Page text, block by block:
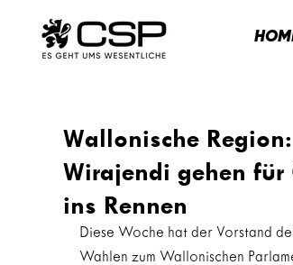
Wallonische
Wirajendi gehen für
ins Rennen
Diese Woche hat der Vorstand
Wahlen zum Wallonischen